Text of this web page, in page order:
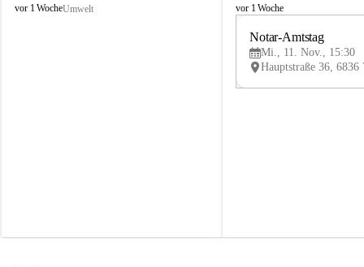
V
vor 1 WocheUmwelt
V
vor 1 Woche
Notar-Amtstag
Mi., 11. Nov., 15:30